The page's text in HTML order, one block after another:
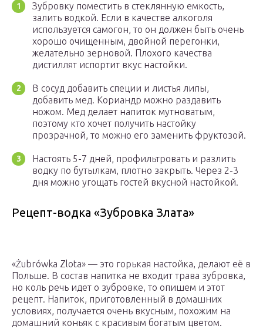
Зубровку поместить в стеклянную емкость,
залить водкой. Если в качестве алкоголя
используется самогон, то он должен быть очень
хорошо очищенным, двойной перегонки,
желательно зерновой. Плохого качества
дистиллят испортит вкус настойки.
В сосуд добавить специи и листья липы,
добавить мед. Кориандр можно раздавить
ножом. Мед делает напиток мутноватым,
поэтому кто хочет получить настойку
прозрачной, то можно его заменить фруктозой.
Настоять 5-7 дней, профильтровать и разлить
водку по бутылкам, плотно закрыть. Через 2-3
дня можно угощать гостей вкусной настойкой.
Рецепт-водка «Зубровка Злата»
«Żubrówka Zlota» — это горькая настойка, делают её в
Польше. В состав напитка не входит трава зубровка,
но коль речь идет о зубровке, то опишем и этот
рецепт. Напиток, приготовленный в домашних
условиях, получается очень вкусным, похожим на
домашний коньяк с красивым богатым цветом.